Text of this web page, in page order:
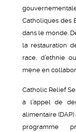
Catholiques des
dans le monde.
la restauration
race, d’ethnie
mène en
Catholic Relief
à l’appel de
alimentaire (DAP)
programme